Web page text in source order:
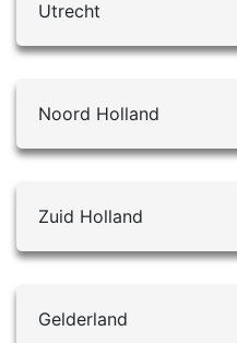
Utrecht
Noord Holland
Zuid Holland
Gelderland